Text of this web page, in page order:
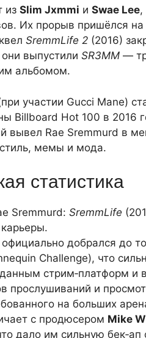
из Slim Jxmmi и Swae Lee,
Их прорыв пришёлся
SremmLife 2 (2016)
выпустили SR3MM —
альбомом.
участии Gucci Mane)
Billboard Hot 100 в 2016
вывел Rae Sremmurd в
стиль, мемы и мода.
статистика
Sremmurd: SremmLife
официально добрался до
Challenge), что
стрим‑платформ и
прослушиваний и
на больших
с продюсером Mike
дало им сильную